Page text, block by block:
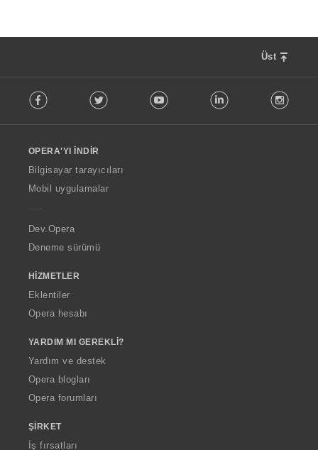
Üst
o
w
O
p
a
Facebook Twitter Youtube LinkedIn
OPERA'YI İNDIR
Bilgisayar tarayıcıları
Mobil uygulamalar
Dev.Opera
Deneme sürümü
HIZMETLER
Eklentiler
Opera hesabı
YARDIM MI GEREKLI?
Yardım ve destek
Opera blogları
Opera forumları
ŞIRKET
İş fırsatları